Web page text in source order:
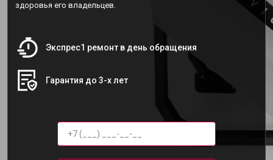
здоровья его владельцев.
Экспрес1 ремонт в день обращения
Гарантия до 3-х лет